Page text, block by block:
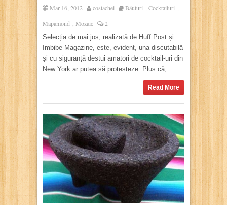
Mar 16, 2012 costachel Băuturi , Cocktailuri ,
Mapamond , Mozaic 2
Selecția de mai jos, realizată de Huff Post și
Imbibe Magazine, este, evident, una discutabilă
și cu siguranță destui amatori de cocktail-uri din
New York ar putea să protesteze. Plus că,...
Read More